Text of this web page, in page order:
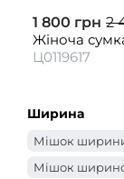
1 800 грн 2
Жіноча
Ц0119617
Ширина
Мішок
Мішок